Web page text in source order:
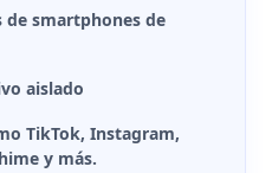
de smartphones de
aislado
TikTok, Instagram,
y más.